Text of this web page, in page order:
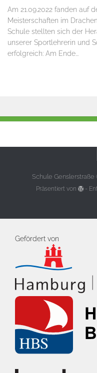
Am 21.09.2022 fanden auf
Meisterschaften im
Schule stellten sich der
unserer Sportlehrerin und
erfolgreich: Am Ende...
Schule
Präsentiert von -
Gefördert von